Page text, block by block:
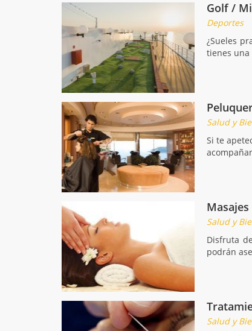
Golf /
Deportes
¿Sueles
tienes
Salud y
Si te
Masajes
Salud y
Disfruta
podrán
Salud y